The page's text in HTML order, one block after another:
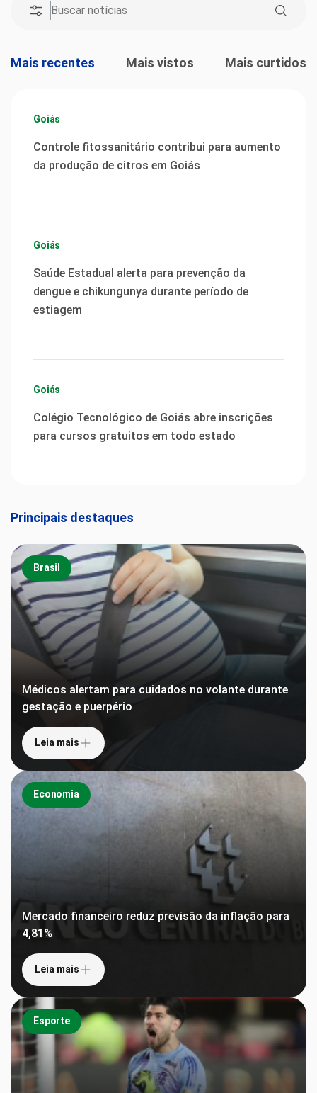
Mais recentes Mais vistos Mais curtidos
Goiás
Controle fitossanitário contribui para aumento
da produção de citros em Goiás
Goiás
Saúde Estadual alerta para prevenção da
dengue e chikungunya durante período de
estiagem
Goiás
Colégio Tecnológico de Goiás abre inscrições
para cursos gratuitos em todo estado
Principais destaques
Brasil
Médicos alertam para cuidados no volante durante
gestação e puerpério
Leia mais
Economia
Mercado financeiro reduz previsão da inflação para
4,81%
Leia mais
Esporte